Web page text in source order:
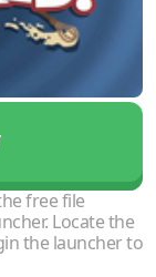
free file
Locate the
the launcher to